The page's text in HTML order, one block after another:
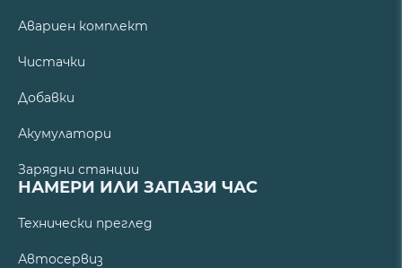
Авариен комплект
Чистачки
Добавки
Акумулатори
Зарядни станции
НАМЕРИ ИЛИ ЗАПАЗИ ЧАС
Технически преглед
Автосервиз